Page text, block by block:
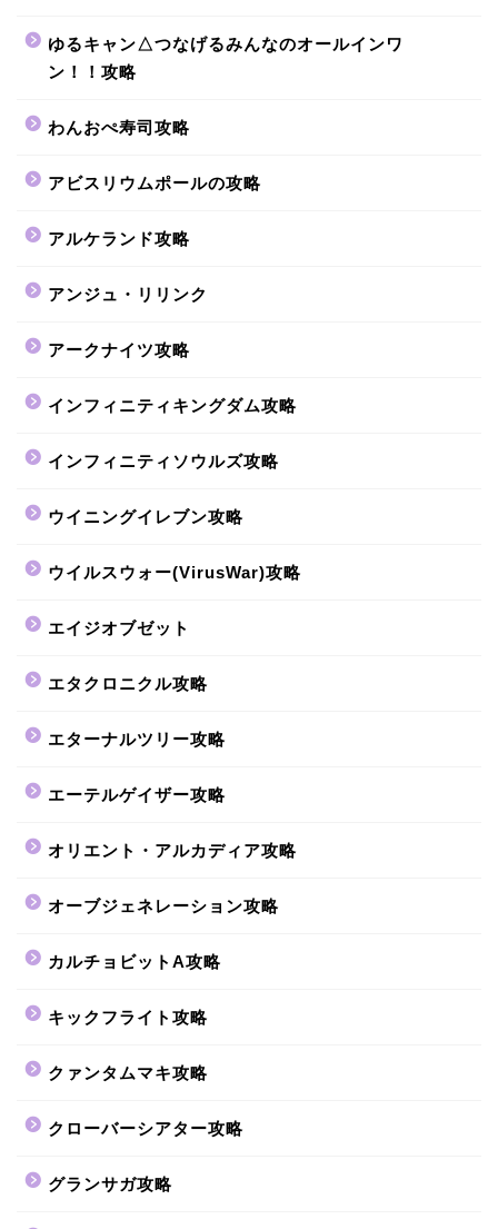
ゆるキャン△つなげるみんなのオールインワ
ン！！攻略
わんおぺ寿司攻略
アビスリウムポールの攻略
アルケランド攻略
アンジュ・リリンク
アークナイツ攻略
インフィニティキングダム攻略
インフィニティソウルズ攻略
ウイニングイレブン攻略
ウイルスウォー(VirusWar)攻略
エイジオブゼット
エタクロニクル攻略
エターナルツリー攻略
エーテルゲイザー攻略
オリエント・アルカディア攻略
オーブジェネレーション攻略
カルチョビットA攻略
キックフライト攻略
クァンタムマキ攻略
クローバーシアター攻略
グランサガ攻略